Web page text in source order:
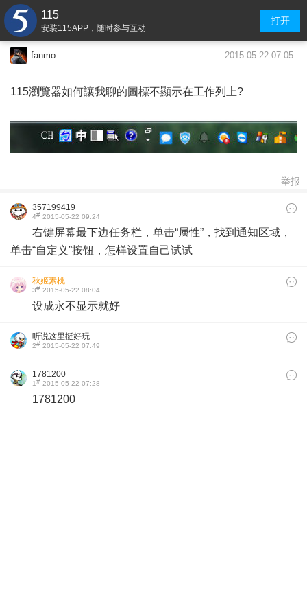
115
安装115APP，随时参与互动
打开
fanmo 2015-05-22 07:05
115瀏覽器如何讓我聊的圖標不顯示在工作列上?
举报
357199419
4# 2015-05-22 09:24
右键屏幕最下边任务栏，单击“属性”，找到通知区域，
单击“自定义”按钮，怎样设置自己试试
秋姬素桃
3# 2015-05-22 08:04
设成永不显示就好
听说这里挺好玩
2# 2015-05-22 07:49
1781200
1# 2015-05-22 07:28
1781200